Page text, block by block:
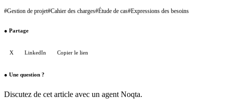
#Gestion de projet#Cahier des charges#Étude de cas#Expressions des besoins
● Partage
X LinkedIn Copier le lien
● Une question ?
Discutez de cet article avec un agent Noqta.